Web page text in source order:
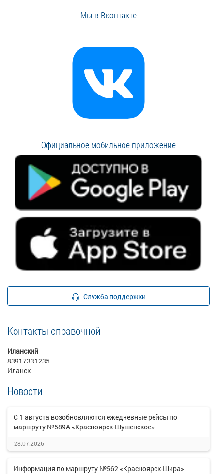
Мы в Вконтакте
Официальное мобильное приложение
Служба поддержки
Контакты справочной
Иланский
83917331235
Иланск
Новости
С 1 августа возобновляются ежедневные рейсы по
маршруту №589А «Красноярск-Шушенское»
28.07.2026
Информация по маршруту №562 «Красноярск-Шира»